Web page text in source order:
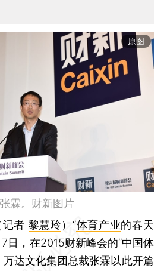
原图
霖。财新图片
记者 黎慧玲）“体育产业的春天
7日，在2015财新峰会的“中国体
万达文化集团总裁张霖以此开篇